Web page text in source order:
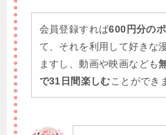
会員登録すれば600円分の
て、それを利用して好きな
ますし、動画や映画なども
で31日間楽しむことができ